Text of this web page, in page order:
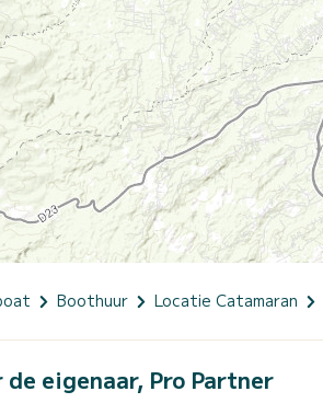
Boothuur Locatie Catamaran
de eigenaar, Pro Partner